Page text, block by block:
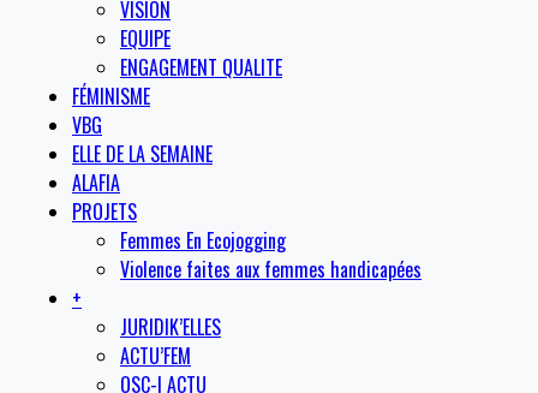
VISION
EQUIPE
ENGAGEMENT QUALITE
FÉMINISME
VBG
ELLE DE LA SEMAINE
ALAFIA
PROJETS
Femmes En Ecojogging
Violence faites aux femmes handicapées
+
JURIDIK’ELLES
ACTU’FEM
OSC-I ACTU